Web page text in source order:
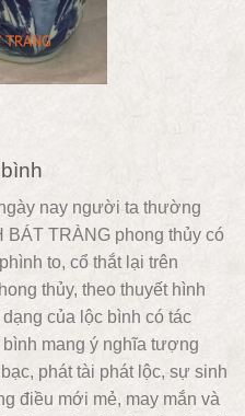
nay người ta thường
BÁT TRÀNG phong thủy có
to, cổ thắt lại trên
thủy, theo thuyết hình
của lộc bình có tác
mang ý nghĩa tượng
phát tài phát lộc, sự sinh
điều mới mẻ, may mắn và